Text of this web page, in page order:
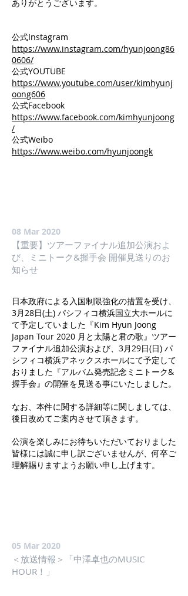
ありがとうございます。
公式Instagram
https://www.instagram.com/hyunjoong86
0606/
公式YOUTUBE
https://www.youtube.com/user/kimhyunj
oong606
公式Facebook
https://www.facebook.com/kimhyunjoong
/
公式Weibo
https://www.weibo.com/hyunjoongk
08 Mar 2020
【重要】ツアーファイナル追加公演およ
び、ミニトーク&握手会 開催見送りのお
知らせ
日本政府による入国制限強化の措置を受け、
3月28日(土) パシフィコ横浜国立大ホールに
て予定していました『Kim Hyun Joong
Japan Tour 2020 月と太陽と君の歌』ツアー
ファイナル追加公演および、3月29日(日) パ
シフィコ横浜アネックスホールにて予定して
おりました『アルバム発売記念ミニトーク&
握手会』の開催を見送る事にいたしました。
なお、本件に関する詳細等に関しましては、
後日改めてご案内させて頂きます。
公演を楽しみにお待ちいただいておりました
皆様には誠に申し訳ございませんが、何卒ご
理解賜りますようお願い申し上げます。
05 Mar 2020
＜放送情報＞「中澤卓也のMUSIC
HOUR！」